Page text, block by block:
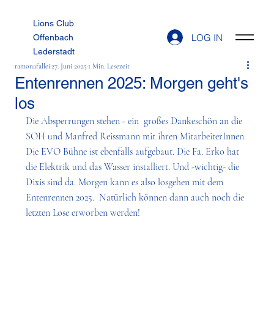
Lions Club
Offenbach
Lederstadt
LOG IN
Entenrennen 2025: Morgen geht's
los
ramonafallei27. Juni 2025 1 Min. Lesezeit
Die Absperrungen stehen - ein  großes Dankeschön an die
SOH und Manfred Reissmann mit ihren MitarbeiterInnen.
Die EVO Bühne ist ebenfalls aufgebaut. Die Fa. Erko hat
die Elektrik und das Wasser installiert. Und -wichtig- die
Dixis sind da. Morgen kann es also losgehen mit dem
Entenrennen 2025.  Natürlich können dann auch noch die
letzten Lose erworben werden!